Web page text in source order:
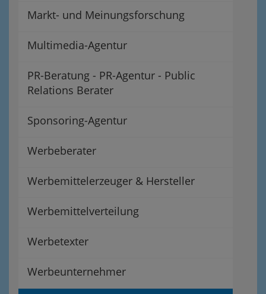
Markt- und Meinungsforschung
Multimedia-Agentur
PR-Beratung - PR-Agentur - Public
Relations Berater
Sponsoring-Agentur
Werbeberater
Werbemittelerzeuger & Hersteller
Werbemittelverteilung
Werbetexter
Werbeunternehmer